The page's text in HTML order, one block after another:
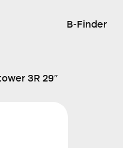
B-Finder
3R 29″